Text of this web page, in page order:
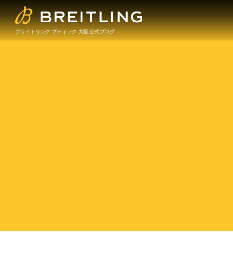
ブライトリング ブティック 大阪 公式ブログ